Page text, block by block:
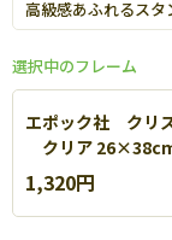
高級感あふれるス
選択中のフレーム
エポック社 クリ
クリア
1,320円